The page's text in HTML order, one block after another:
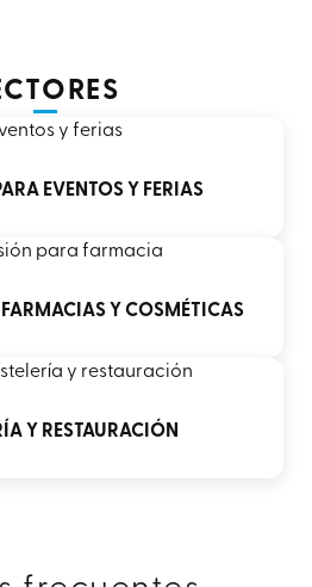
EVENTOS Y FERIAS
Y COSMÉTICAS
Y RESTAURACIÓN